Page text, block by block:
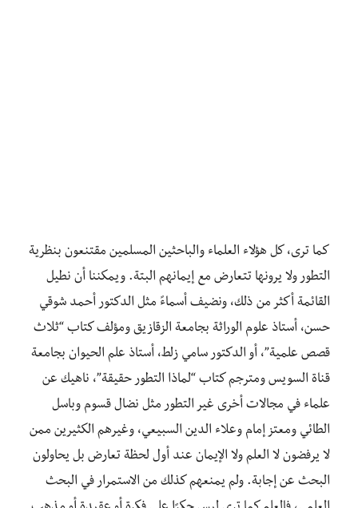
كما ترى، كل هؤلاء العلماء والباحثين المسلمين مقتنعون بنظرية
التطور ولا يرونها تتعارض مع إيمانهم البتة. ويمكننا أن نطيل
القائمة أكثر من ذلك، ونضيف أسماءً مثل الدكتور أحمد شوقي
حسن، أستاذ علوم الوراثة بجامعة الزقازيق ومؤلف كتاب “ثلاث
قصص علمية”، أو الدكتور سامي زلط، أستاذ علم الحيوان بجامعة
قناة السويس ومترجم كتاب “لماذا التطور حقيقة”، ناهيك عن
علماء في مجالات أخرى غير التطور مثل نضال قسوم وباسل
الطائي ومعتز إمام وعلاء الدين السبيعي، وغيرهم الكثيرين ممن
لا يرفضون لا العلم ولا الإيمان عند أول لحظة تعارض بل يحاولون
البحث عن إجابة. ولم يمنعهم كذلك من الاستمرار في البحث